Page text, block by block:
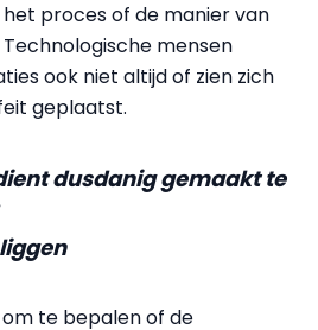
het proces of de manier van
mensen
ook niet altijd of zien zich
geplaatst.
dusdanig gemaakt te
te bepalen of de